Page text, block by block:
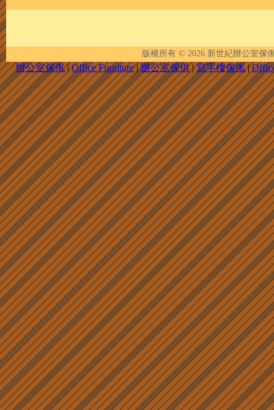
版權所有 © 2026 新世紀辦公室傢
辦公室傢俬|Office Furniture|辦公室傢俱|寫字樓傢俬|